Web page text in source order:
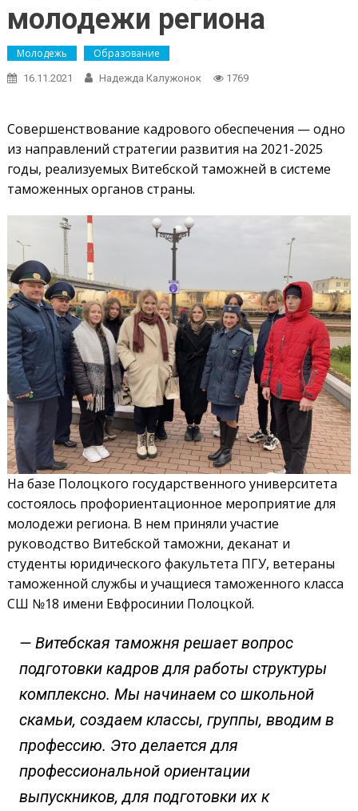
молодежи региона
Молодежь Образование
16.11.2021 Надежда Калужонок 1769
Совершенствование кадрового обес­печения — одно
из направлений стратегии развития на 2021-2025
годы, реализуемых Витебской таможней в сис­теме
таможенных органов страны.
На базе Полоцкого государственного университета
состоялось профориентационное мероприятие для
молодежи региона. В нем приняли учас­тие
руководство Витебской таможни, деканат и
студенты юридического факультета ПГУ, ветераны
таможенной службы и учащиеся таможенного класса
СШ №18 имени Евфросинии Полоцкой.
— Витебская таможня решает вопрос
подготовки кадров для работы структуры
комплексно. Мы начинаем со школьной
скамьи, создаем классы, группы, вводим в
профессию. Это делается для
профессиональной ориентации
выпускников, для подготовки их к